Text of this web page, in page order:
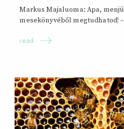
Markus Majaluoma: Apa,
mesekönyvéből megtudhatod!
read